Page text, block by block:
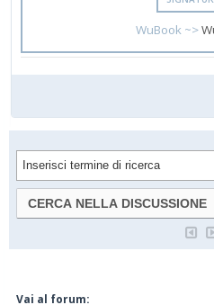
WuBook ~>
Vai al forum: